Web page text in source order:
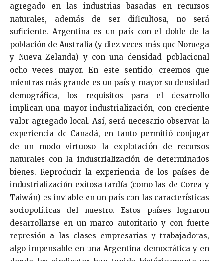
agregado en las industrias basadas en recursos
naturales, además de ser dificultosa, no será
suficiente. Argentina es un país con el doble de la
población de Australia (y diez veces más que Noruega
y Nueva Zelanda) y con una densidad poblacional
ocho veces mayor. En este sentido, creemos que
mientras más grande es un país y mayor su densidad
demográfica, los requisitos para el desarrollo
implican una mayor industrialización, con creciente
valor agregado local. Así, será necesario observar la
experiencia de Canadá, en tanto permitió conjugar
de un modo virtuoso la explotación de recursos
naturales con la industrialización de determinados
bienes. Reproducir la experiencia de los países de
industrialización exitosa tardía (como las de Corea y
Taiwán) es inviable en un país con las características
sociopolíticas del nuestro. Estos países lograron
desarrollarse en un marco autoritario y con fuerte
represión a las clases empresarias y trabajadoras,
algo impensable en una Argentina democrática y en